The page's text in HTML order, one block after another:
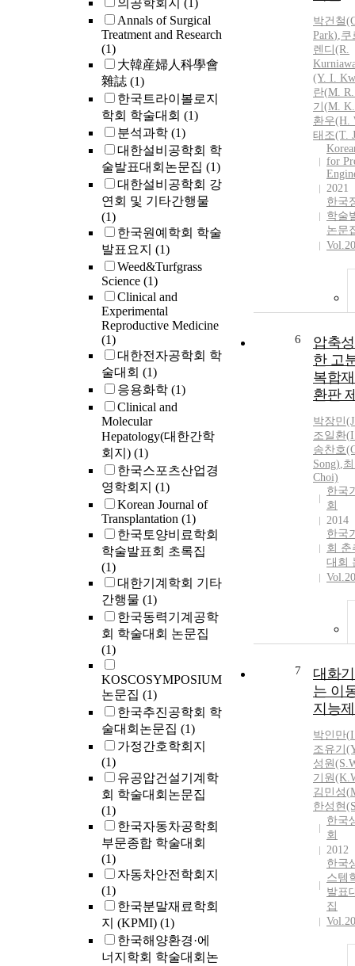
의공학회지 (1)
Annals of Surgical
Treatment and Research
(1)
大韓産婦人科學會
雜誌 (1)
한국트라이볼로지
학회 학술대회 (1)
분석과학 (1)
대한설비공학회 학
술발표대회논문집 (1)
대한설비공학회 강
연회 및 기타간행물
(1)
한국원예학회 학술
발표요지 (1)
Weed&Turfgrass
Science (1)
Clinical and
Experimental
Reproductive Medicine
(1)
대한전자공학회 학
술대회 (1)
응용화학 (1)
Clinical and
Molecular
Hepatology(대한간학
회지) (1)
한국스포츠산업경
영학회지 (1)
Korean Journal of
Transplantation (1)
한국토양비료학회
학술발표회 초록집
(1)
대한기계학회 기타
간행물 (1)
한국동력기계공학
회 학술대회 논문집
(1)
KOSCOSYMPOSIUM
논문집 (1)
한국추진공학회 학
술대회논문집 (1)
가정간호학회지
(1)
유공압건설기계학
회 학술대회논문집
(1)
한국자동차공학회
부문종합 학술대회
(1)
자동차안전학회지
(1)
한국분말재료학회
지 (KPMI) (1)
한국해양환경·에
너지학회 학술대회논
박건철
Park),쿠
렌디(R.
(Y. I.
란(M.
기(M.
환우(H.
태조(T.
for
2021
한국
학술
논문
6
압축
한 고
복합
환판
박장민
조일환(
송찬호
Song),
Choi)
한국
회
2014
한국
회 춘
대회
7
대화
는 이
지능
박인만(
조유기
성원
기원
김민성(
한성현
한국
회
2012
한국
스템
발표
집